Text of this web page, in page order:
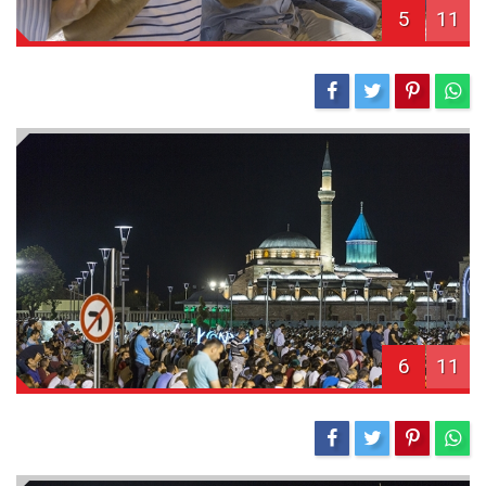
5 11
6 11